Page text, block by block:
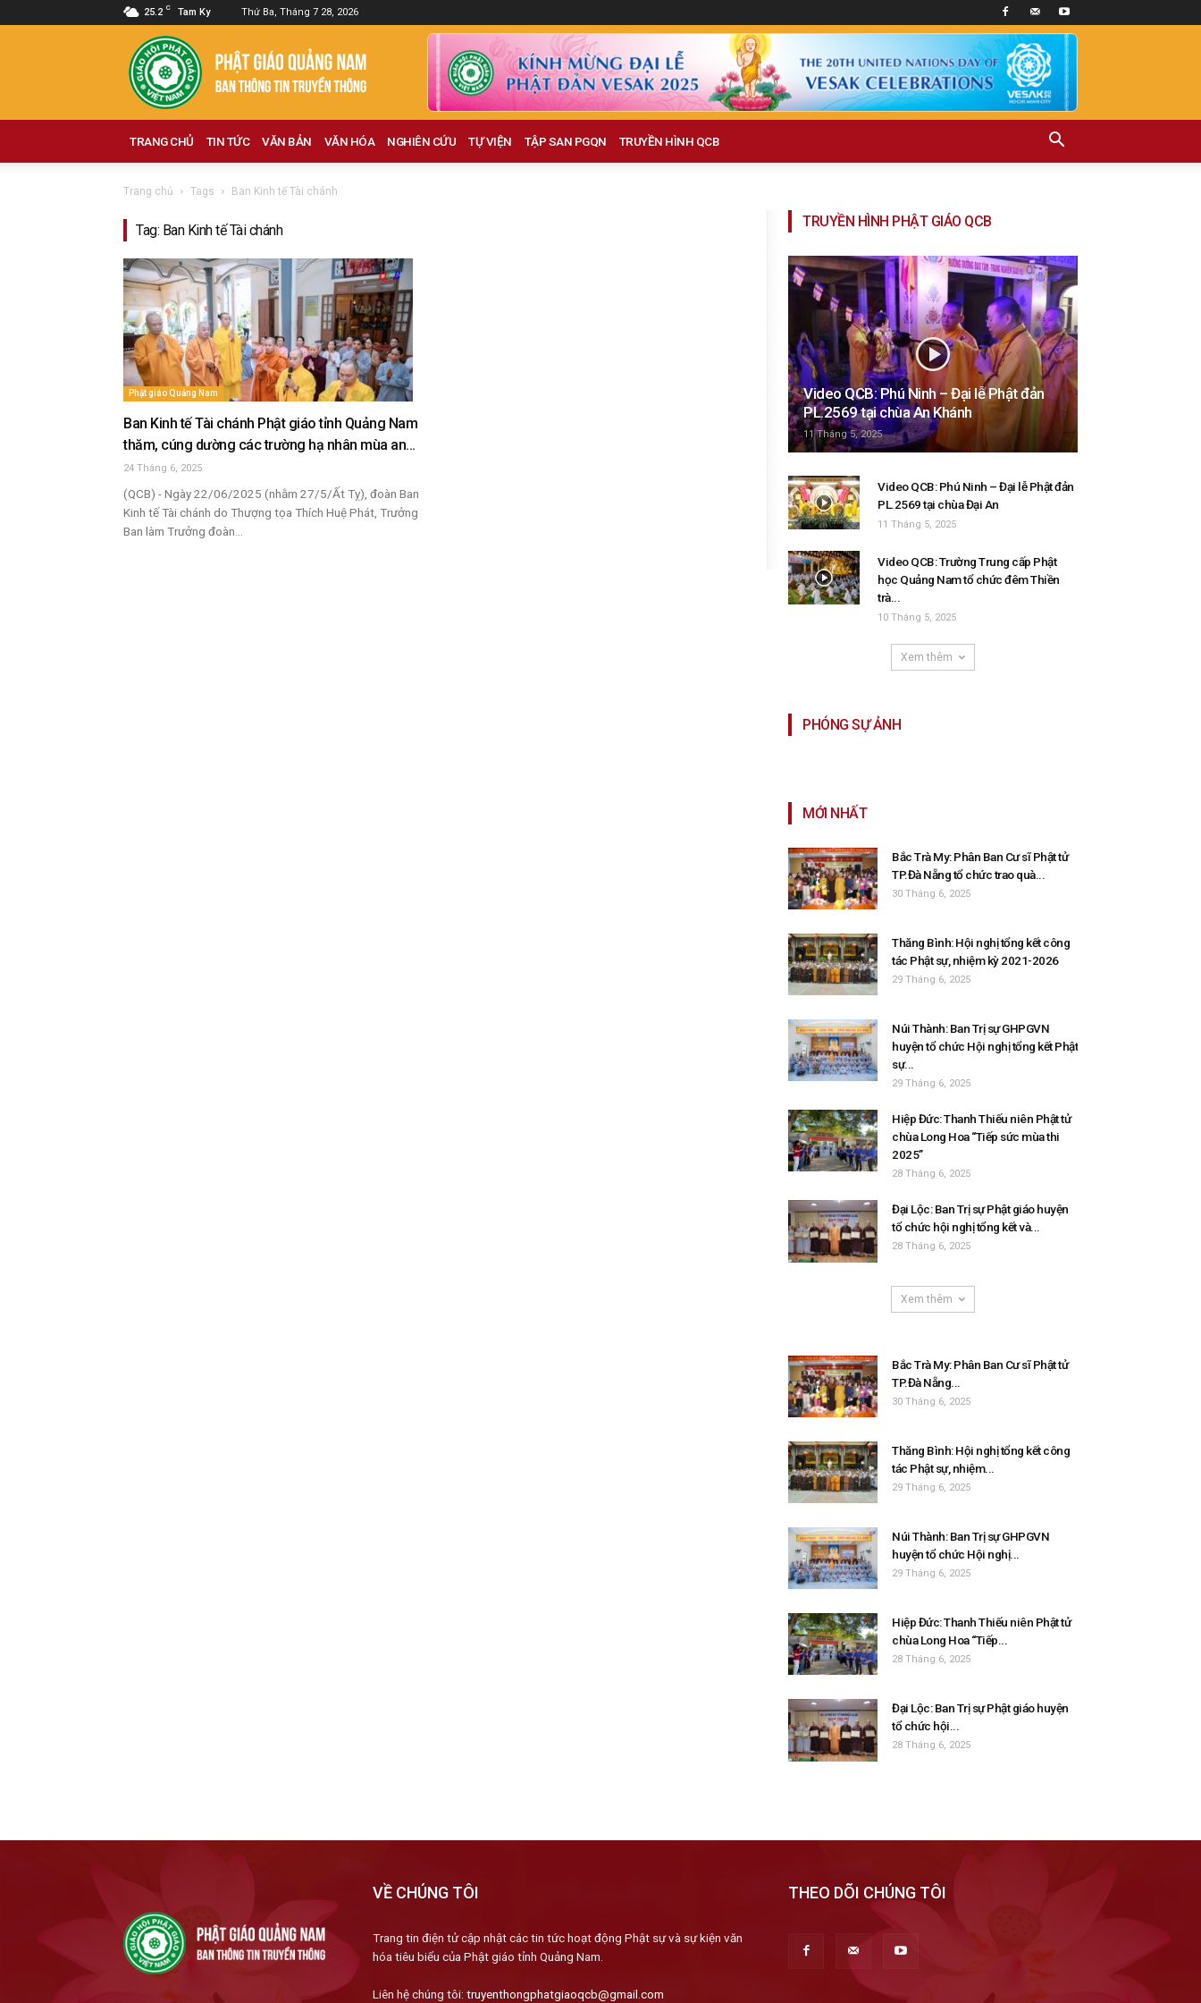
25.2 C Tam Ky Thứ Ba, Tháng 7 28, 2026
Phật
giáo
Quảng
Nam
TRANG CHỦ TIN TỨC VĂN BẢN VĂN HÓA NGHIÊN CỨU TỰ VIỆN TẬP SAN PGQN TRUYỀN HÌNH QCB
Trang chủ Tags Ban Kinh tế Tài chánh
Tag: Ban Kinh tế Tài chánh
Phật giáo Quảng Nam
Ban Kinh tế Tài chánh Phật giáo tỉnh Quảng Nam
thăm, cúng dường các trường hạ nhân mùa an...
24 Tháng 6, 2025
(QCB) - Ngày 22/06/2025 (nhằm 27/5/Ất Tỵ), đoàn Ban
Kinh tế Tài chánh do Thượng tọa Thích Huệ Phát, Trưởng
Ban làm Trưởng đoàn...
TRUYỀN HÌNH PHẬT GIÁO QCB
Video QCB: Phú Ninh – Đại lễ Phật đản
PL.2569 tại chùa An Khánh
11 Tháng 5, 2025
Video QCB: Phú Ninh – Đại lễ Phật đản
PL.2569 tại chùa Đại An
11 Tháng 5, 2025
Video QCB: Trường Trung cấp Phật
học Quảng Nam tổ chức đêm Thiền
trà...
10 Tháng 5, 2025
Xem thêm
PHÓNG SỰ ẢNH
MỚI NHẤT
Bắc Trà My: Phân Ban Cư sĩ Phật tử
TP.Đà Nẵng tổ chức trao quà...
30 Tháng 6, 2025
Thăng Bình: Hội nghị tổng kết công
tác Phật sự, nhiệm kỳ 2021-2026
29 Tháng 6, 2025
Núi Thành: Ban Trị sự GHPGVN
huyện tổ chức Hội nghị tổng kết Phật
sự...
29 Tháng 6, 2025
Hiệp Đức: Thanh Thiếu niên Phật tử
chùa Long Hoa “Tiếp sức mùa thi
2025”
28 Tháng 6, 2025
Đại Lộc: Ban Trị sự Phật giáo huyện
tổ chức hội nghị tổng kết và...
28 Tháng 6, 2025
Xem thêm
Bắc Trà My: Phân Ban Cư sĩ Phật tử
TP.Đà Nẵng...
30 Tháng 6, 2025
Thăng Bình: Hội nghị tổng kết công
tác Phật sự, nhiệm...
29 Tháng 6, 2025
Núi Thành: Ban Trị sự GHPGVN
huyện tổ chức Hội nghị...
29 Tháng 6, 2025
Hiệp Đức: Thanh Thiếu niên Phật tử
chùa Long Hoa “Tiếp...
28 Tháng 6, 2025
Đại Lộc: Ban Trị sự Phật giáo huyện
tổ chức hội...
28 Tháng 6, 2025
VỀ CHÚNG TÔI
Trang tin điện tử cập nhật các tin tức hoạt động Phật sự và sự kiện văn
hóa tiêu biểu của Phật giáo tỉnh Quảng Nam.
Liên hệ chúng tôi: truyenthongphatgiaoqcb@gmail.com
THEO DÕI CHÚNG TÔI